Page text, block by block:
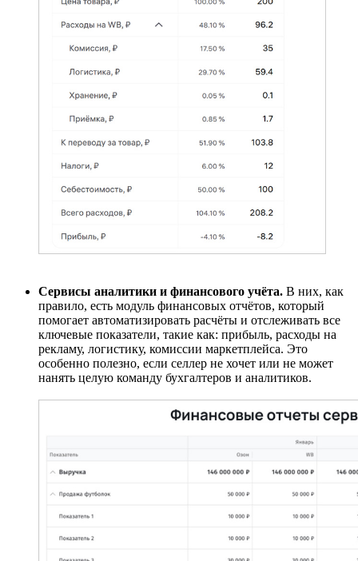
Сервисы аналитики и финансового учёта. В них, как
правило, есть модуль финансовых отчётов, который
помогает автоматизировать расчёты и отслеживать все
ключевые показатели, такие как: прибыль, расходы на
рекламу, логистику, комиссии маркетплейса. Это
особенно полезно, если селлер не хочет или не может
нанять целую команду бухгалтеров и аналитиков.